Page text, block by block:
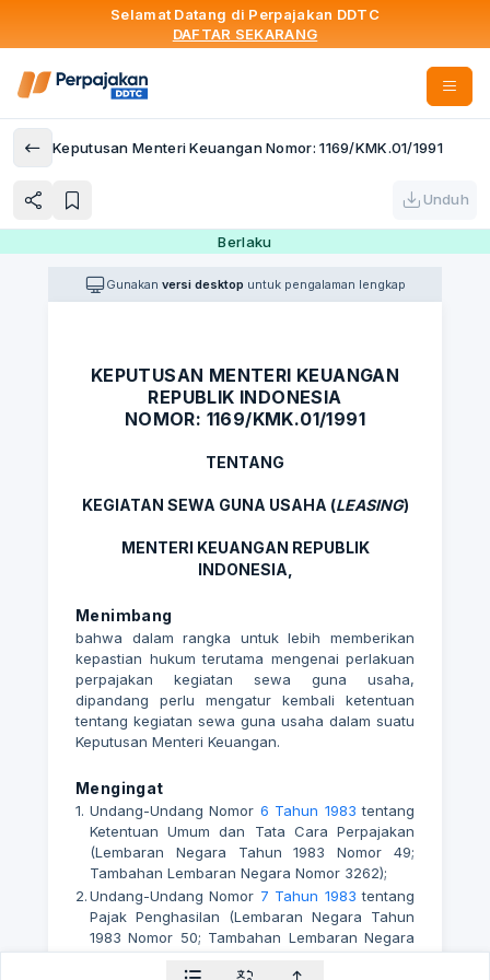
Selamat Datang di Perpajakan DDTC
DAFTAR SEKARANG
Keputusan Menteri Keuangan Nomor: 1169/KMK.01/1991
Unduh
Berlaku
Gunakan versi desktop untuk pengalaman lengkap
KEPUTUSAN MENTERI KEUANGAN
REPUBLIK INDONESIA
NOMOR: 1169/KMK.01/1991
TENTANG
KEGIATAN SEWA GUNA USAHA (LEASING)
MENTERI KEUANGAN REPUBLIK
INDONESIA,
Menimbang
bahwa dalam rangka untuk lebih memberikan
kepastian hukum terutama mengenai perlakuan
perpajakan kegiatan sewa guna usaha,
dipandang perlu mengatur kembali ketentuan
tentang kegiatan sewa guna usaha dalam suatu
Keputusan Menteri Keuangan.
Mengingat
1. Undang-Undang Nomor 6 Tahun 1983 tentang
Ketentuan Umum dan Tata Cara Perpajakan
(Lembaran Negara Tahun 1983 Nomor 49;
Tambahan Lembaran Negara Nomor 3262);
2.Undang-Undang Nomor 7 Tahun 1983 tentang
Pajak Penghasilan (Lembaran Negara Tahun
1983 Nomor 50; Tambahan Lembaran Negara
Nomor 3263);